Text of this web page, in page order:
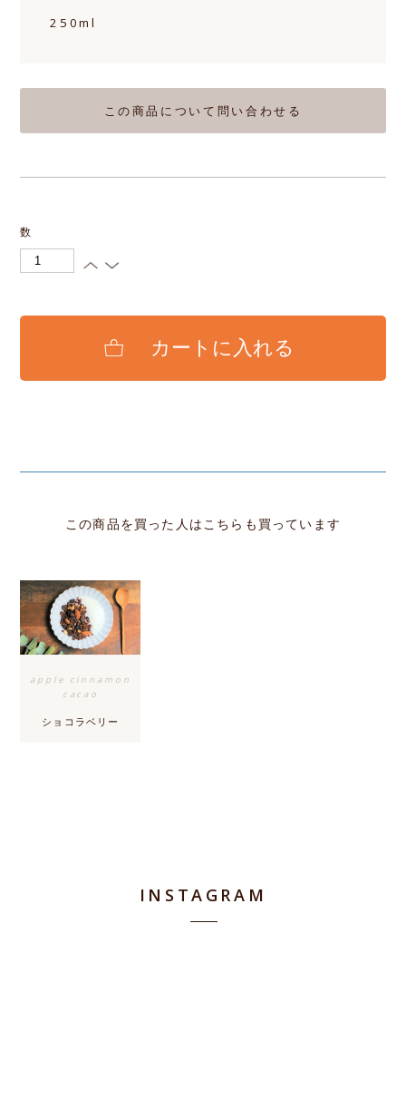
250ml
この商品について問い合わせる
数
この商品を買った人はこちらも買っています
apple cinnamon
cacao
ショコラベリー
INSTAGRAM